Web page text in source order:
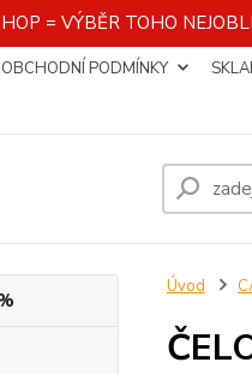
= VÝBĚR TOHO
OBCHODNÍ PODMÍNKY
Úvod